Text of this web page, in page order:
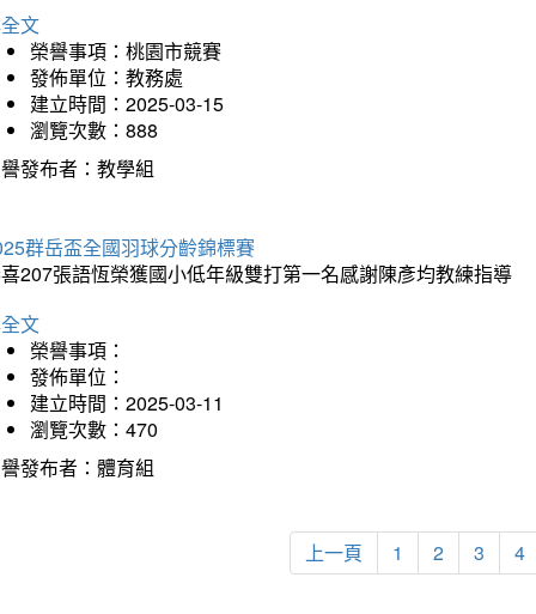
文
榮譽事項：桃園市競賽
發佈單位：教務處
建立時間：2025-03-15
瀏覽次數：888
發布者：教學組
群岳盃全國羽球分齡錦標賽
207張語恆榮獲國小低年級雙打第一名感謝陳彥均教練指導
文
榮譽事項：
發佈單位：
建立時間：2025-03-11
瀏覽次數：470
發布者：體育組
上一頁 1 2 3 4